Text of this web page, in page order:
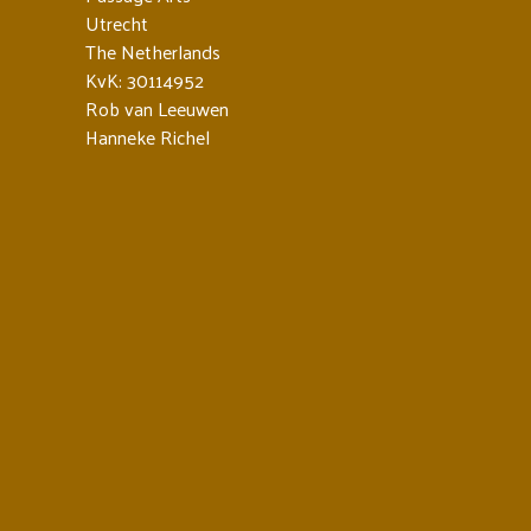
Utrecht
The Netherlands
KvK: 30114952
Rob van Leeuwen
Hanneke Richel